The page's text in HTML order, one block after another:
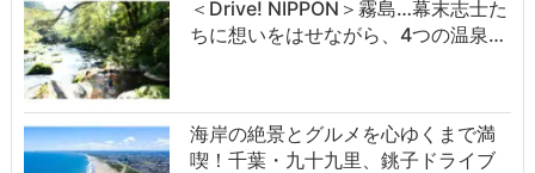
＜Drive! NIPPON＞霧島…幕末志士た
ちに想いをはせながら、4つの温泉…
海岸の絶景とグルメを心ゆくまで満
喫！千葉・九十九里、銚子ドライブ